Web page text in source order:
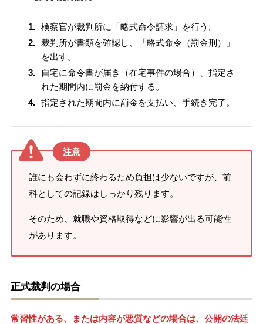
検察官が裁判所に「略式命令請求」を行う。
裁判所が書類を確認し、「略式命令（罰金刑）」
を出す。
自宅に命令書が届き（在宅事件の場合）、指定さ
れた期間内に罰金を納付する。
指定された期間内に罰金を支払い、手続き完了。
注意
誰にも会わずに終わるため負担は少ないですが、前
科としての記録はしっかり残ります。
そのため、就職や資格取得などに影響が出る可能性
があります。
正式裁判の場合
常習性がある、または内容が悪質などの場合は、公開の法廷